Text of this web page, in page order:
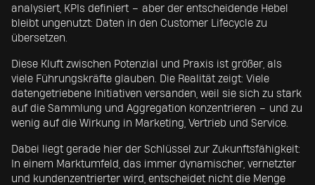
analysiert, KPIs definiert – aber der entscheidende Hebel
bleibt ungenutzt: Daten in den Customer Lifecycle zu
übersetzen.
Diese Kluft zwischen Potenzial und Praxis ist größer, als
viele Führungskräfte glauben. Die Realität zeigt: Viele
datengetriebene Initiativen versanden, weil sie sich zu stark
auf die Sammlung und Aggregation konzentrieren – und zu
wenig auf die Wirkung in Marketing, Vertrieb und Service.
Dabei liegt gerade hier der Schlüssel zur Zukunftsfähigkeit:
In einem Marktumfeld, das immer dynamischer, vernetzter
und kundenzentrierter wird, entscheidet nicht die Menge